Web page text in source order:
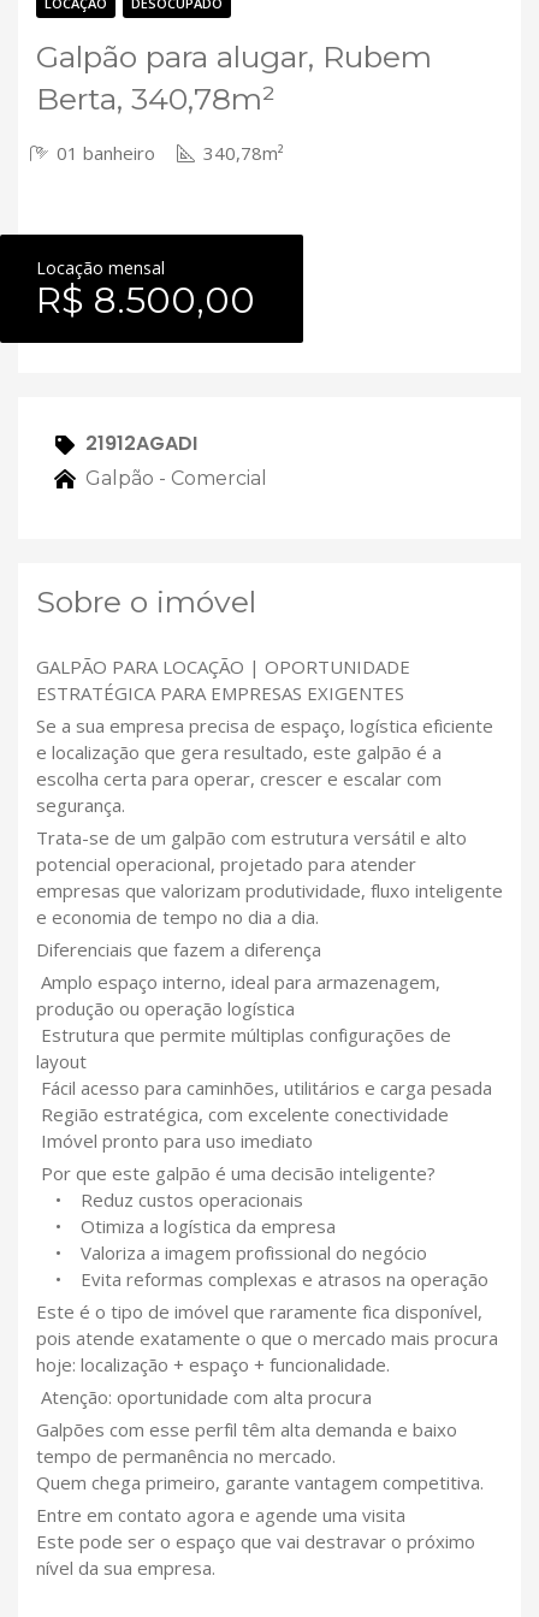
Galpão para alugar, Rubem
Berta, 340,78m²
01 banheiro 340,78m²
Locação mensal
R$ 8.500,00
21912AGADI
Galpão - Comercial
Sobre o imóvel
GALPÃO PARA LOCAÇÃO | OPORTUNIDADE
ESTRATÉGICA PARA EMPRESAS EXIGENTES
Se a sua empresa precisa de espaço, logística eficiente
e localização que gera resultado, este galpão é a
escolha certa para operar, crescer e escalar com
segurança.
Trata-se de um galpão com estrutura versátil e alto
potencial operacional, projetado para atender
empresas que valorizam produtividade, fluxo inteligente
e economia de tempo no dia a dia.
Diferenciais que fazem a diferença
Amplo espaço interno, ideal para armazenagem,
produção ou operação logística
Estrutura que permite múltiplas configurações de
layout
Fácil acesso para caminhões, utilitários e carga pesada
Região estratégica, com excelente conectividade
Imóvel pronto para uso imediato
Por que este galpão é uma decisão inteligente?
• Reduz custos operacionais
• Otimiza a logística da empresa
• Valoriza a imagem profissional do negócio
• Evita reformas complexas e atrasos na operação
Este é o tipo de imóvel que raramente fica disponível,
pois atende exatamente o que o mercado mais procura
hoje: localização + espaço + funcionalidade.
Atenção: oportunidade com alta procura
Galpões com esse perfil têm alta demanda e baixo
tempo de permanência no mercado.
Quem chega primeiro, garante vantagem competitiva.
Entre em contato agora e agende uma visita
Este pode ser o espaço que vai destravar o próximo
nível da sua empresa.